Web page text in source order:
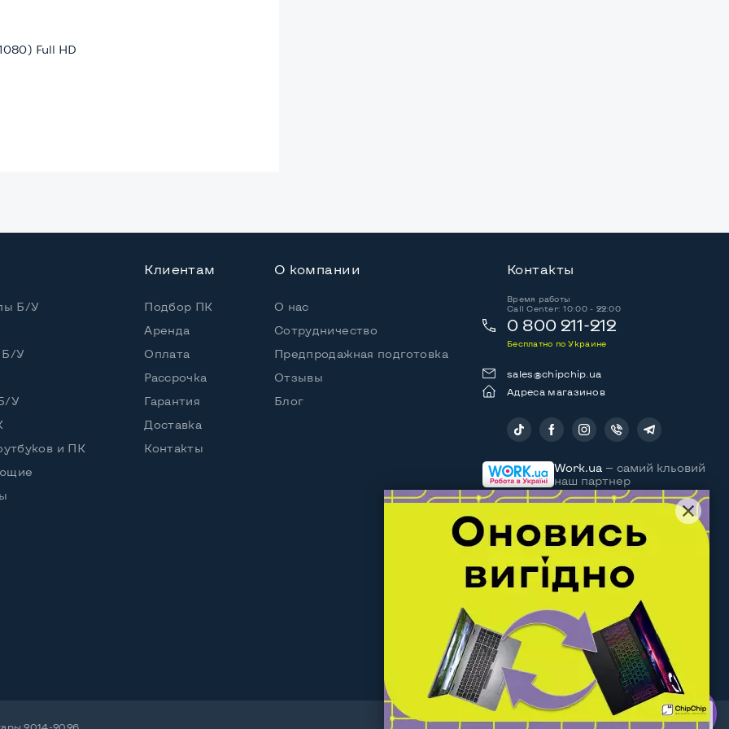
Full HD
i5-1135G7
8 потоков
2280
GB
За последнюю неделю этот товар купили 15 раз
Б/У
Б/У
У
и ПК
Клиентам
Подбор ПК
Аренда
Оплата
Рассрочка
Гарантия
Доставка
Контакты
О компании
О нас
Сотрудничество
Предпродажная подготовка
Отзывы
Блог
Контакты
Время работы
Call Center: 10:00 - 22:00
0 800 211-212
Бесплатно по Украине
sales@chipchip.ua
Адреса магазинов
Work.ua — самий кльовий
наш партнер
2014-2026 Договор оферты